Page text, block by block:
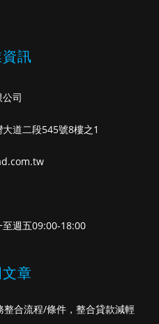
訊
司
道二段545號8樓之1
週五09:00-18:00
章
合流程/條件，整合貸款減輕